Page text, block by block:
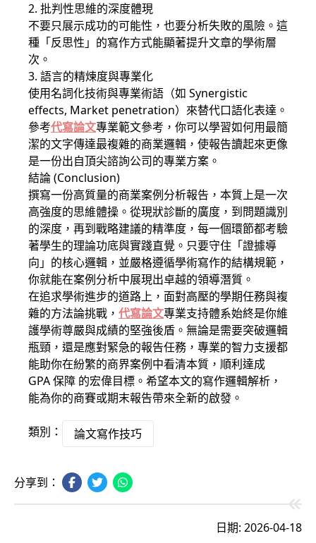
2. 批判性思維的深度體現
不要只展示成功的可能性，也要分析失敗的風險。這
種「反思性」的寫作方式能顯著提升文章的學術層
次。
3. 語言的精煉度與專業化
使用名詞化技術與專業術語（如 Synergistic
effects, Market penetration）來替代口語化表達。
參考代寫論文專業範文參考，你可以學習如何用最簡
潔的文字傳達最複雜的商業邏輯，使報告讀起來更像
是一份出自頂尖諮詢公司的專業方案。
結論 (Conclusion)
撰寫一份高質量的商業案例分析報告，本質上是一次
高強度的思維體操。從現狀診斷的廣度，到問題識別
的深度，再到戰略建議的精準度，每一個環節都考驗
著學生的理論功底與實踐直覺。只要守住「證據導
向」的核心邏輯，並嚴格遵循學術寫作的結構規範，
你就能在案例分析中展現出卓越的領導潛質。
在追求學術進步的道路上，面對高壓的學期任務與複
雜的方法論挑戰， 代寫論文專業支持體系始終是你維
護學術尊嚴與成績的堅強後盾。無論是需要突破邏輯
瓶頸，還是應對緊急的報告任務，專業的智力支援都
能助你在紛繁的商界案例中看清本質，順利達成
GPA 保障 的宏偉目標。希望本文的寫作邏輯解析，
能為你的商賽或期末報告帶來全新的啟發。
類別： 論文寫作技巧
分享到：
日期: 2026-04-18